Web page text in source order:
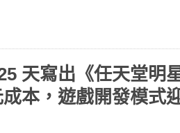
天寫出《任天堂明
本，遊戲開發模式